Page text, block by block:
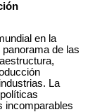
en la
de las
La
incomparables